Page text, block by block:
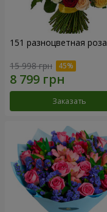
151 разноцветная роза
15 998 грн
Заказать